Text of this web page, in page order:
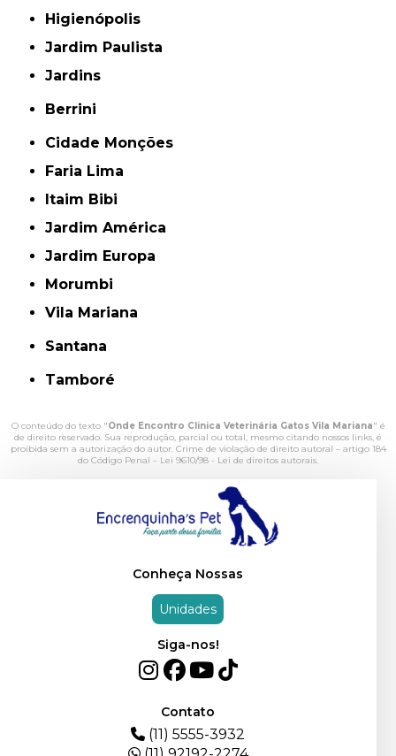
Higienópolis
Jardim Paulista
Jardins
Berrini
Cidade Monções
Faria Lima
Itaim Bibi
Jardim América
Jardim Europa
Morumbi
Vila Mariana
Santana
Tamboré
O conteúdo do texto "Onde Encontro Clinica Veterinária Gatos Vila Mariana" é
de direito reservado. Sua reprodução, parcial ou total, mesmo citando nossos links, é
proibida sem a autorização do autor. Crime de violação de direito autoral – artigo 184
do Código Penal – Lei 9610/98 - Lei de direitos autorais.
Conheça Nossas
Unidades
Siga-nos!
Contato
(11) 5555-3932